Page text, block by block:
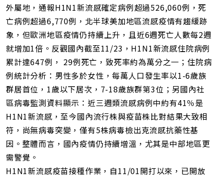
外屬地，通報H1N1新流感確定病例超過526,060例，死
亡病例超過6,770例，北半球美加地區流感疫情有趨緩跡
象，但歐洲地區疫情仍持續上升，且近6週死亡人數每2週
就增加1倍。反觀國內截至11/23，H1N1新流感住院病例
累計達647例， 29例死亡，致死率約為萬分之一；住院病
例統計分析：男性多於女性，每萬人口發生率以1-6歲族
群居首位，1歲以下居次，7-18歲族群第3位；另國內社
區病毒監測資料顯示：近三週類流感病例中約有41％是
H1N1新流感，至今國內流行株與疫苗株比對結果大致相
符，尚無病毒突變，僅有5株病毒檢出克流感抗藥性基
因。整體而言，國內疫情仍持續增溫，尤其是中部地區更
需警覺。
H1N1新流感疫苗接種作業，自11/01開打以來，已開放